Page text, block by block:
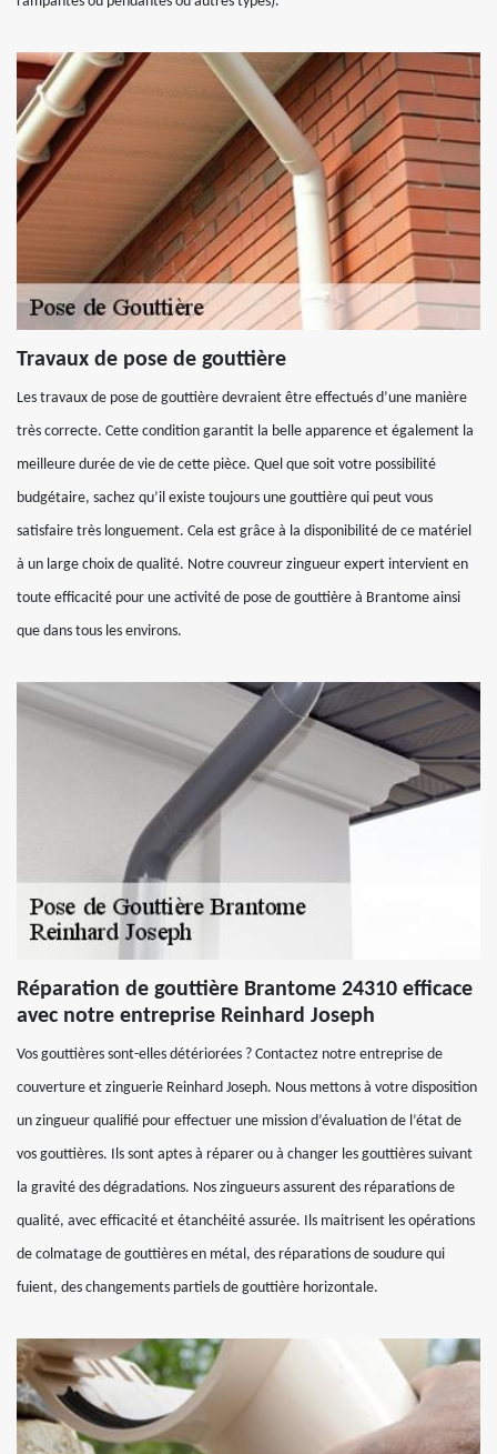
Travaux de pose de gouttière
Les travaux de pose de gouttière devraient être effectués d’une manière
très correcte. Cette condition garantit la belle apparence et également la
meilleure durée de vie de cette pièce. Quel que soit votre possibilité
budgétaire, sachez qu’il existe toujours une gouttière qui peut vous
satisfaire très longuement. Cela est grâce à la disponibilité de ce matériel
à un large choix de qualité. Notre couvreur zingueur expert intervient en
toute efficacité pour une activité de pose de gouttière à Brantome ainsi
que dans tous les environs.
Réparation de gouttière Brantome 24310 efficace
avec notre entreprise Reinhard Joseph
Vos gouttières sont-elles détériorées ? Contactez notre entreprise de
couverture et zinguerie Reinhard Joseph. Nous mettons à votre disposition
un zingueur qualifié pour effectuer une mission d’évaluation de l’état de
vos gouttières. Ils sont aptes à réparer ou à changer les gouttières suivant
la gravité des dégradations. Nos zingueurs assurent des réparations de
qualité, avec efficacité et étanchéité assurée. Ils maitrisent les opérations
de colmatage de gouttières en métal, des réparations de soudure qui
fuient, des changements partiels de gouttière horizontale.